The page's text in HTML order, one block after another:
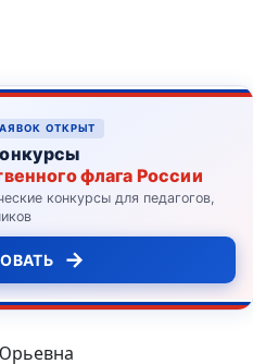
ОТКРЫТ
флага России
конкурсы для педагогов,
→